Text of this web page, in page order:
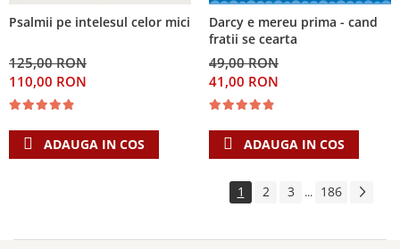
Psalmii pe intelesul celor mici
125,00 RON
110,00 RON
ADAUGA IN COS
Darcy e mereu prima - cand
fratii se cearta
49,00 RON
41,00 RON
ADAUGA IN COS
1 2 3 ... 186